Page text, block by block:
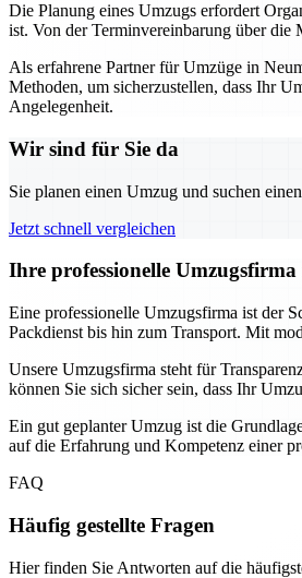
Die Planung eines Umzugs erfordert
ist. Von der Terminvereinbarung über die
Als erfahrene Partner für Umzüge in
Methoden, um sicherzustellen, dass Ihr
Angelegenheit.
Wir sind für Sie da
Sie planen einen Umzug und suchen
Jetzt schnell vergleichen
Ihre professionelle
Eine professionelle Umzugsfirma ist der
Packdienst bis hin zum Transport. Mit
Unsere Umzugsfirma steht für
können Sie sich sicher sein, dass Ihr
Ein gut geplanter Umzug ist die
auf die Erfahrung und Kompetenz einer
FAQ
Häufig gestellte Fragen
Hier finden Sie Antworten auf die